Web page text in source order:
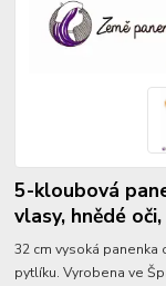
5-kloubová
vlasy, hnědé
32 cm vysoká
pytlíku. Vyrobena ve